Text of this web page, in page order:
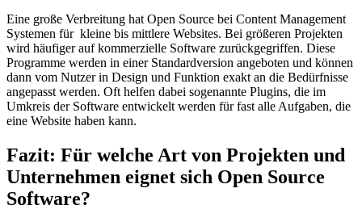
Eine große Verbreitung hat Open Source bei Content Management
Systemen für kleine bis mittlere Websites. Bei größeren Projekten
wird häufiger auf kommerzielle Software zurückgegriffen. Diese
Programme werden in einer Standardversion angeboten und können
dann vom Nutzer in Design und Funktion exakt an die Bedürfnisse
angepasst werden. Oft helfen dabei sogenannte Plugins, die im
Umkreis der Software entwickelt werden für fast alle Aufgaben, die
eine Website haben kann.
Fazit: Für welche Art von Projekten und
Unternehmen eignet sich Open Source
Software?